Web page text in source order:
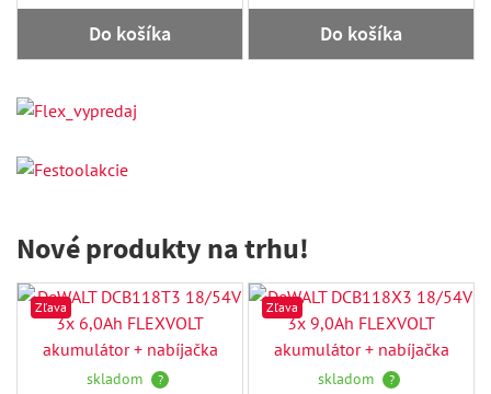
Do košíka Do košíka
Nové produkty na trhu!
Zľava
skladom
?
Zľava
skladom
?